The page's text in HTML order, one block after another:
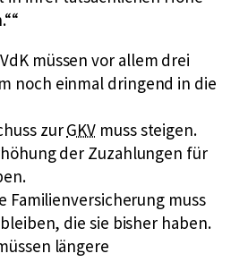
h
e
u
n
müssen vor allem drei
noch einmal dringend in die
zurGKVk
u
z
f
ü
muss steigen.
der Zuzahlungen für
Familienversicherung muss
die sie bisher haben.
längere